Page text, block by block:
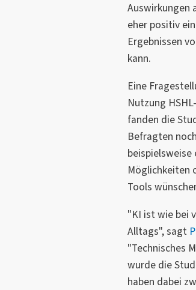
Auswirkungen
eher positiv
Ergebnissen
kann.
Eine
Nutzung
fanden die
Befragten
beispielsweise
Möglichkeiten
Tools
"KI ist wie bei
Alltags", sagt
"Technisches
wurde die
haben dabei